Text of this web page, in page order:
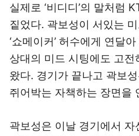
실제로 ‘비디디’의 말처럼
짙었다. 곽보성이 서있는
‘쇼메이커’ 허수에게 연달
상대의 미드 시팅에도 고
왔다. 경기가 끝나고 곽보성
쥐어박는 자책하는 장면을
곽보성은 이날 경기에서